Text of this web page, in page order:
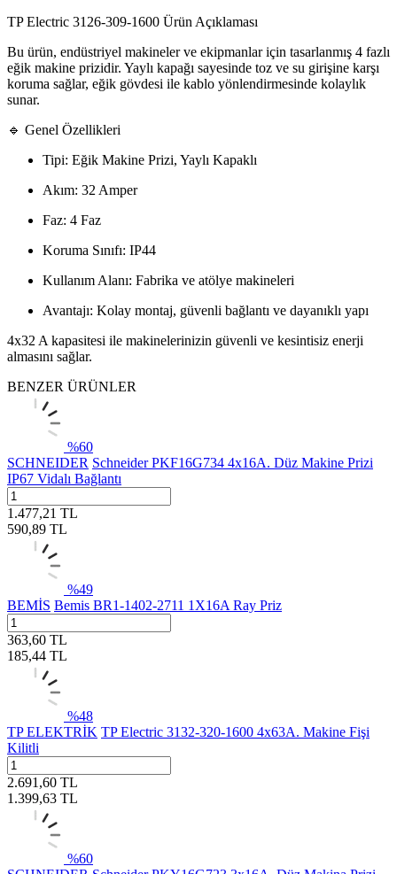
TP Electric 3126-309-1600 Ürün Açıklaması
Bu ürün, endüstriyel makineler ve ekipmanlar için tasarlanmış 4 fazlı
eğik makine prizidir. Yaylı kapağı sayesinde toz ve su girişine karşı
koruma sağlar, eğik gövdesi ile kablo yönlendirmesinde kolaylık
sunar.
🔹 Genel Özellikleri
Tipi: Eğik Makine Prizi, Yaylı Kapaklı
Akım: 32 Amper
Faz: 4 Faz
Koruma Sınıfı: IP44
Kullanım Alanı: Fabrika ve atölye makineleri
Avantajı: Kolay montaj, güvenli bağlantı ve dayanıklı yapı
4x32 A kapasitesi ile makinelerinizin güvenli ve kesintisiz enerji
almasını sağlar.
BENZER ÜRÜNLER
%60
SCHNEIDER Schneider PKF16G734 4x16A. Düz Makine Prizi
IP67 Vidalı Bağlantı
1.477,21 TL
590,89 TL
%49
BEMİS Bemis BR1-1402-2711 1X16A Ray Priz
363,60 TL
185,44 TL
%48
TP ELEKTRİK TP Electric 3132-320-1600 4x63A. Makine Fişi
Kilitli
2.691,60 TL
1.399,63 TL
%60